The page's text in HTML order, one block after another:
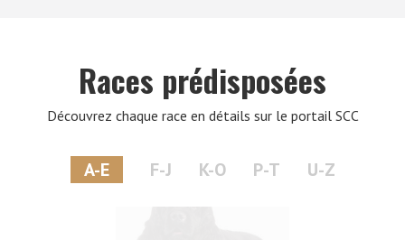
Races prédisposées
Découvrez chaque race en détails sur le portail SCC
A-E F-J K-O P-T U-Z